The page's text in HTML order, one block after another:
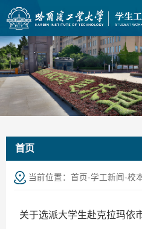
首页
当前位置： 首页-学工新闻 -校
关于选派大学生赴克拉玛依